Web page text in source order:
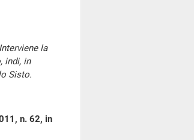
la
indi, in
Sisto.
n. 62, in